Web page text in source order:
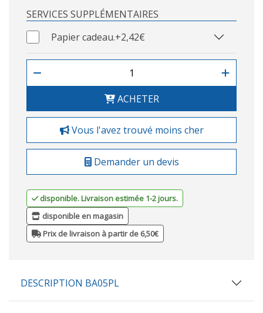
SERVICES SUPPLÉMENTAIRES
Papier cadeau.+2,42€
ACHETER
Vous l'avez trouvé moins cher
Demander un devis
disponible. Livraison estimée 1-2 jours.
disponible en magasin
Prix de livraison à partir de 6,50€
DESCRIPTION BA05PL